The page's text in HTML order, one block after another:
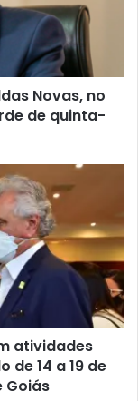
Novas, no
de quinta-
atividades
de 14 a 19 de
Goiás